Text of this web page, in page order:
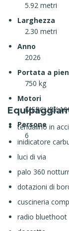
5.92 metri
Larghezza
2.30 metri
Anno
2026
Portata a
750 kg
Motori
MERCURY
Persone
6
tendalino in
inidicatore
luci di via
palo 360
dotazioni di
cuscineria
radio bluethoot